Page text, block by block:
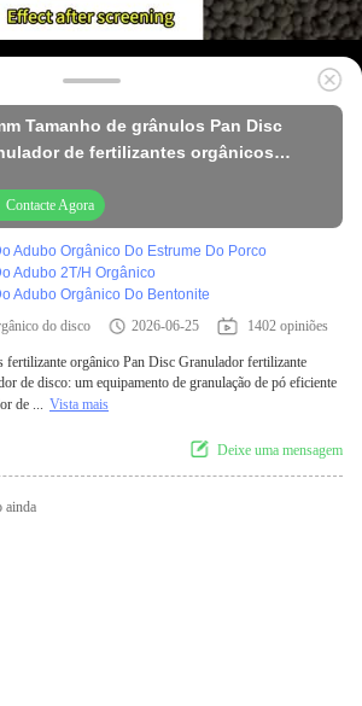
Tamanho de grânulos Pan Disc
de fertilizantes orgânicos
Contacte Agora
Adubo Orgânico Do Estrume Do Porco
Adubo 2T/H Orgânico
Adubo Orgânico Do Bentonite
do disco
2026-06-25 1402 opiniões
fertilizante orgânico Pan Disc Granulador fertilizante
de disco: um equipamento de granulação de pó eficiente
de ... Vista mais
Deixe uma mensagem
ainda